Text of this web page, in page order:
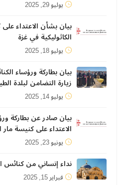
يوليو 29, 2025
بيان بشأن الاعتداء
الكاثوليكية في غزة
يوليو 18, 2025
بيان بطاركة ورؤساء
زيارة التضامن لبلدة
يوليو 14, 2025
بيان صادر عن بطاركة
الاعتداء على كنيسة
يونيو 23, 2025
نداء إنساني من
فبراير 15, 2025